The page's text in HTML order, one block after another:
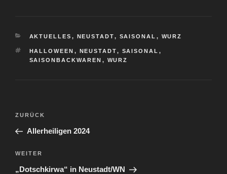
KATEGORIEN
AKTUELLES , NEUSTADT, SAISONAL , WURZ
SCHLAGWÖRTER
HALLOWEEN , NEUSTADT, SAISONAL ,
SAISONBACKWAREN , WURZ
Beitragsnavigation
Vorheriger
Beitrag
ZURÜCK
Allerheiligen 2024
Nächster
Beitrag
WEITER
„Dotschkirwa“ in Neustadt/WN